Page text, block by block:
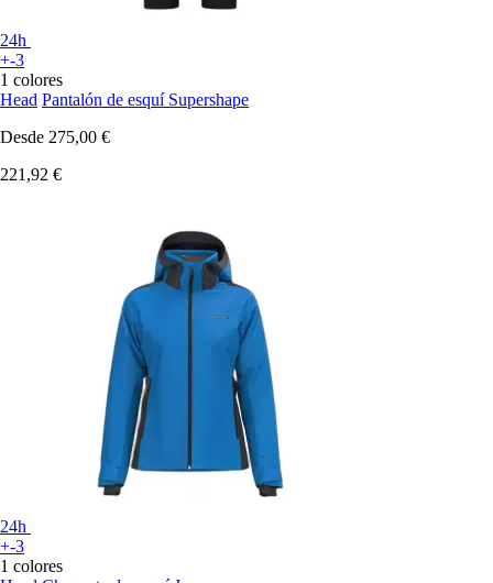
24h
+-3
1 colores
Head Pantalón de esquí Supershape
Desde 275,00 €
221,92 €
24h
+-3
1 colores